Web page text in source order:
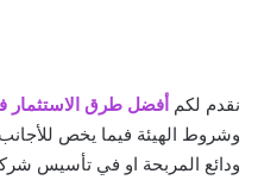
نقدم لكم أفضل طرق الاستثمار
وشروط الهيئة فيما يخص
ودائع المربحة او في تأسيس